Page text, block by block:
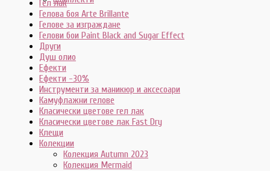
Гел лак
Гелова боя Arte Brillante
Гелове за изграждане
Гелови бои Paint Black and Sugar Effect
Други
Душ олио
Ефекти
Ефекти -30%
Инструменти за маникюр и аксесоари
Камуфлажни гелове
Класически цветове гел лак
Класически цветове лак Fast Dry
Клещи
Колекции
Колекция Autumn 2023
Колекция Mermaid